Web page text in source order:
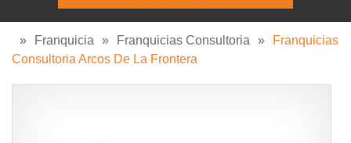
» Franquicia » Franquicias Consultoria »
Franquicias
Consultoria Arcos De La Frontera